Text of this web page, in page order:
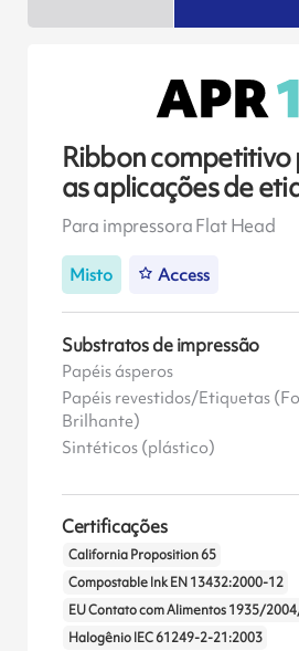
Ribbon
as aplicações de
Para impressora Flat Head
Misto Access
Substratos de impressão
Papéis ásperos
Papéis revestidos/Etiquetas
Brilhante)
Sintéticos (plástico)
Certificações
California Proposition 65
Compostable Ink EN 13432:2000-12
EU Contato com Alimentos 1935/
Halogênio IEC 61249-2-21:2003